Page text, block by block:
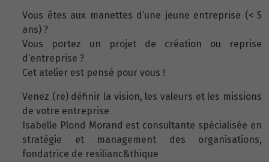
Vous êtes aux manettes d’une jeune entreprise (< 5
ans) ?
Vous portez un projet de création ou reprise
d’entreprise ?
Cet atelier est pensé pour vous !
Venez (re) définir la vision, les valeurs et les missions
de votre entreprise
Isabelle Plond Morand est consultante spécialisée en
stratégie et management des organisations,
fondatrice de resilianc&thique